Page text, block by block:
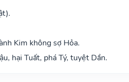
Kim không sợ Hỏa.
hại Tuất, phá Tý, tuyệt Dần.